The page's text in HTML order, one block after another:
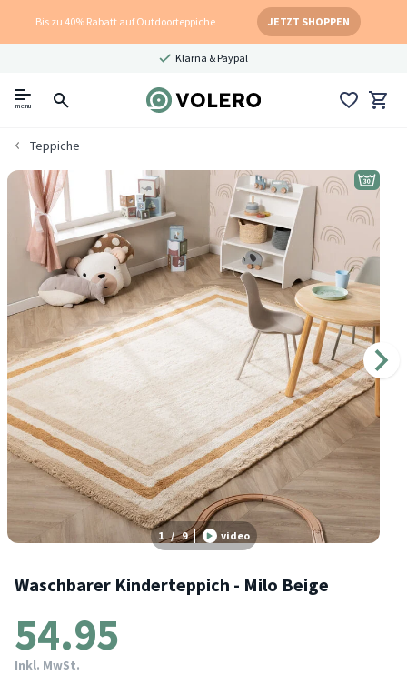
Bis zu 40% Rabatt auf Outdoorteppiche JETZT SHOPPEN
Klarna & Paypal
menu
Teppiche
1 / 9 video
Waschbarer Kinderteppich - Milo Beige
54.95
Inkl. MwSt.